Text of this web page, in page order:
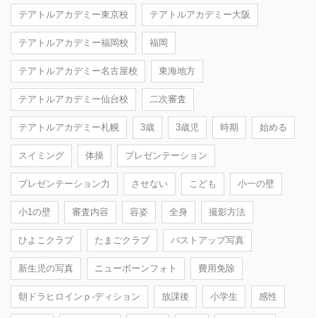
テアトルアカデミー東京校 テアトルアカデミー大阪
テアトルアカデミー福岡校 福岡
テアトルアカデミー名古屋校 東海地方
テアトルアカデミー仙台校 二次審査
テアトルアカデミー札幌 3歳 3歳児 時期 始める
スイミング 体操 プレゼンテーション
プレゼンテーション力 させない こども 小一の壁
小1の壁 審査内容 容姿 全身 撮影方法
ひよこクラブ たまごクラブ バストアップ写真
新生児の写真 ニューボーンフォト 費用免除
朝ドラヒロインｐ-ディション 放課後 小学生 感性